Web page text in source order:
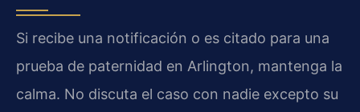
Si recibe una notificación o es citado para una
prueba de paternidad en Arlington, mantenga la
calma. No discuta el caso con nadie excepto su